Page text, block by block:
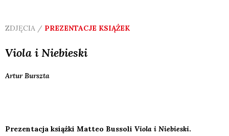
ZDJĘCIA / PREZENTACJE KSIĄŻEK
Viola i Niebieski
ArturBurszta
Prezentacja książki Matteo Bussoli Viola i Niebieski.